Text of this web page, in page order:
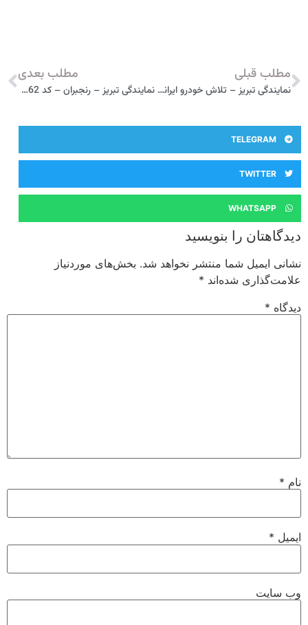
مطلب قبلی
نمایندگی تبریز – تلاش خودرو ایرانیان – کد 217 مدیران خودرو
مطلب بعدی
نمایندگی تبریز – رنجبران – کد 362 مدیران خودرو
TELEGRAM
TWITTER
WHATSAPP
دیدگاهتان را بنویسید
نشانی ایمیل شما منتشر نخواهد شد. بخش‌های موردنیاز
علامت‌گذاری شده‌اند*
دیدگاه*
نام*
ایمیل*
وب‌ سایت